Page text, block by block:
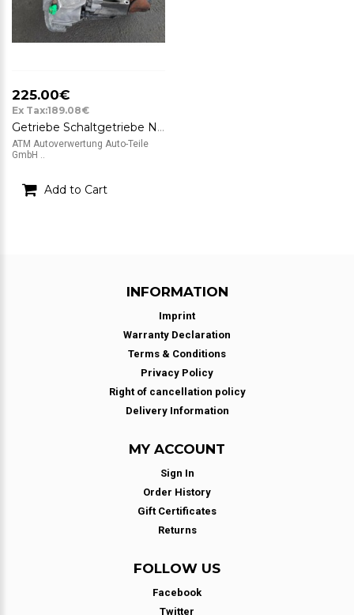
225.00€
Ex Tax:189.08€
Getriebe Schaltgetriebe Nissan Micra 3 III K12 1.2 16V 48 kW
ATM Autoverwertung Auto-Teile
GmbH ..
Add to Cart
INFORMATION
Imprint
Warranty Declaration
Terms & Conditions
Privacy Policy
Right of cancellation policy
Delivery Information
MY ACCOUNT
Sign In
Order History
Gift Certificates
Returns
FOLLOW US
Facebook
Twitter